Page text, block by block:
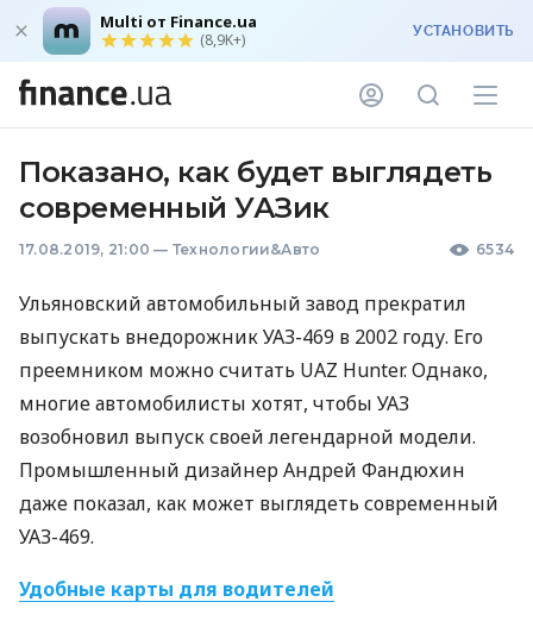
Multi от Finance.ua
(8,9K+) УСТАНОВИТЬ
Показано, как будет выглядеть
современный УАЗик
17.08.2019, 21:00 — Технологии&Авто 6534
Ульяновский автомобильный завод прекратил
выпускать внедорожникУАЗ-469 в 2002 году. Его
преемником можно считать UAZ Hunter. Однако,
многие автомобилисты хотят, чтобы УАЗ
возобновил выпуск своей легендарной модели.
Промышленный дизайнер Андрей Фандюхин
даже показал, как может выглядеть современный
УАЗ-469.
Удобные карты для водителей